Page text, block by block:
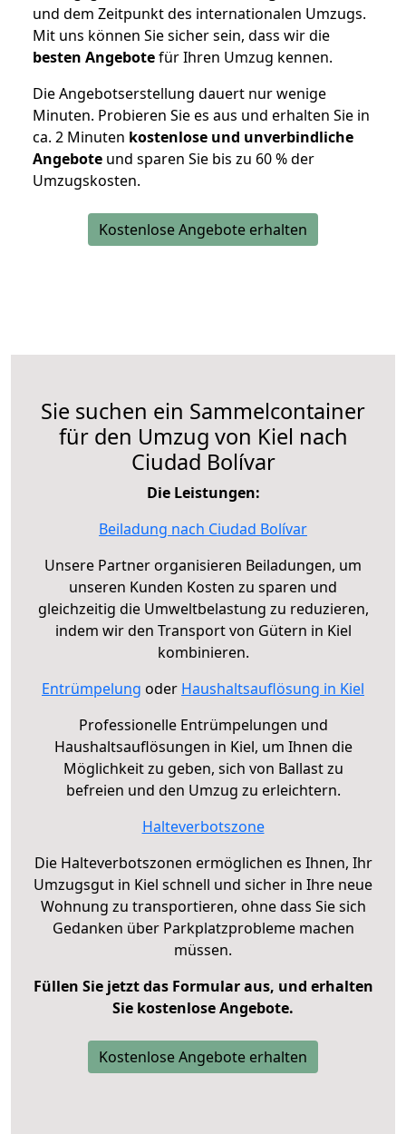
und dem Zeitpunkt des internationalen Umzugs.
Mit uns können Sie sicher sein, dass wir die
besten Angebotefür Ihren Umzug kennen.
Die Angebotserstellung dauert nur wenige
Minuten. Probieren Sie es aus und erhalten Sie in
ca. 2 Minuten kostenlose und unverbindliche
Angebote und sparen Sie bis zu 60 % der
Umzugskosten.
Kostenlose Angebote erhalten
Sie suchen ein Sammelcontainer
für den Umzug von Kiel nach
Ciudad Bolívar
Die Leistungen:
Beiladung nach Ciudad Bolívar
Unsere Partner organisieren Beiladungen, um
unseren Kunden Kosten zu sparen und
gleichzeitig die Umweltbelastung zu reduzieren,
indem wir den Transport von Gütern in Kiel
kombinieren.
Entrümpelung oder Haushaltsauflösung in Kiel
Professionelle Entrümpelungen und
Haushaltsauflösungen in Kiel, um Ihnen die
Möglichkeit zu geben, sich von Ballast zu
befreien und den Umzug zu erleichtern.
Halteverbotszone
Die Halteverbotszonen ermöglichen es Ihnen, Ihr
Umzugsgut in Kiel schnell und sicher in Ihre neue
Wohnung zu transportieren, ohne dass Sie sich
Gedanken über Parkplatzprobleme machen
müssen.
Füllen Sie jetzt das Formular aus, und erhalten
Sie kostenlose Angebote.
Kostenlose Angebote erhalten